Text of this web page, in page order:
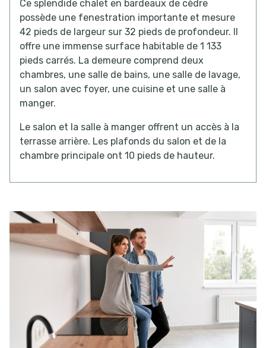
Ce splendide chalet en bardeaux de cèdre
possède une fenestration importante et mesure
42 pieds de largeur sur 32 pieds de profondeur. Il
offre une immense surface habitable de 1 133
pieds carrés. La demeure comprend deux
chambres, une salle de bains, une salle de lavage,
un salon avec foyer, une cuisine et une salle à
manger.
Le salon et la salle à manger offrent un accès à la
terrasse arrière. Les plafonds du salon et de la
chambre principale ont 10 pieds de hauteur.